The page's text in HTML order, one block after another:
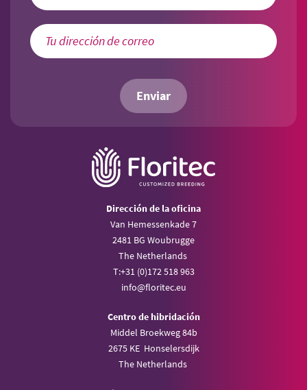
Enviar
Dirección de la oficina
Van Hemessenkade 7
2481 BG Woubrugge
The Netherlands
T:+31 (0)172 518 963
info@floritec.eu
Centro de hibridación
Middel Broekweg 84b
2675 KE Honselersdijk
The Netherlands